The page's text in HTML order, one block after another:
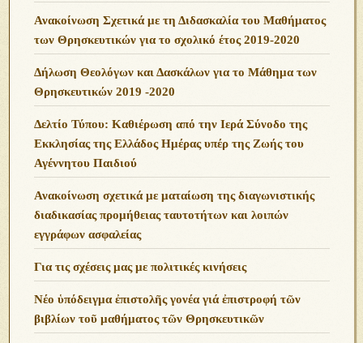
Ανακοίνωση Σχετικά με τη Διδασκαλία του Μαθήματος
των Θρησκευτικών για το σχολικό έτος 2019-2020
Δήλωση Θεολόγων και Δασκάλων για το Μάθημα των
Θρησκευτικών 2019 -2020
Δελτίο Τύπου: Καθιέρωση από την Ιερά Σύνοδο της
Εκκλησίας της Ελλάδος Ημέρας υπέρ της Ζωής του
Αγέννητου Παιδιού
Ανακοίνωση σχετικά με ματαίωση της διαγωνιστικής
διαδικασίας προμήθειας ταυτοτήτων και λοιπών
εγγράφων ασφαλείας
Για τις σχέσεις μας με πολιτικές κινήσεις
Νέο ὑπόδειγμα ἐπιστολῆς γονέα γιά ἐπιστροφή τῶν
βιβλίων τοῦ μαθήματος τῶν Θρησκευτικῶν